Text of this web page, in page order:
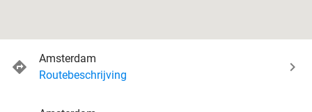
Amsterdam
Routebeschrijving